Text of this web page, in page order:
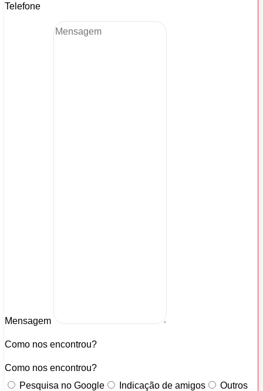
Telefone
Mensagem
Como nos encontrou?
Como nos encontrou?
Pesquisa no Google
Indicação de amigos Outros